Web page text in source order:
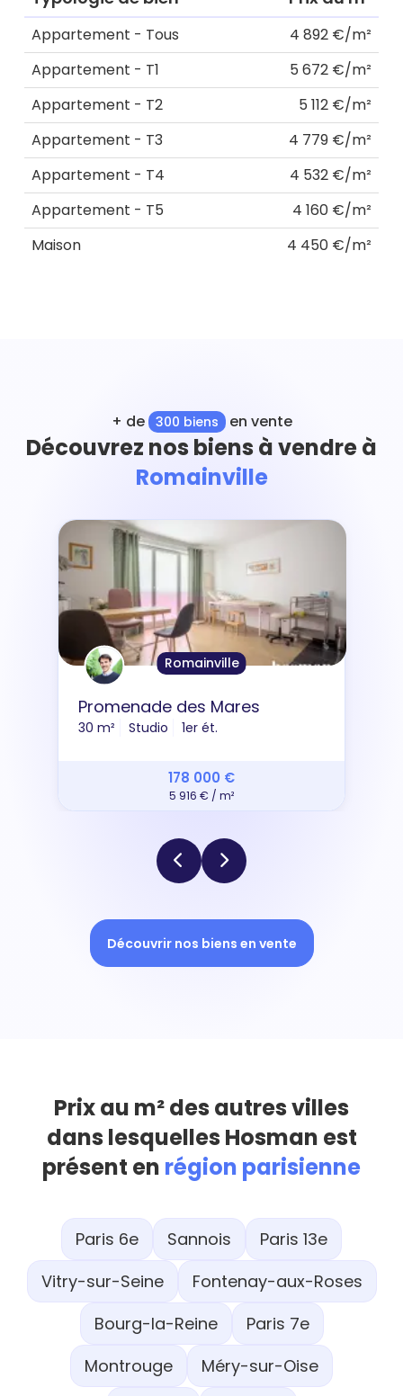
Appartement - Tous
4 892 €/m²
Appartement - T1
5 672 €/m²
Appartement - T2
5 112 €/m²
Appartement - T3
4 779 €/m²
Appartement - T4
4 532 €/m²
Appartement - T5
4 160 €/m²
Maison
4 450 €/m²
+ de 300 biens en vente
Découvrez nos biens à vendre à
Romainville
Romainville
Promenade des Mares
30 m² Studio 1er ét.
178 000 €
5 916 € / m²
Découvrir nos biens en vente
Prix au m² des autres villes
dans lesquelles Hosman est
présent en région parisienne
Paris 6e Sannois
Paris 13e
Vitry-sur-Seine
Fontenay-aux-Roses
Bourg-la-Reine
Paris 7e
Montrouge
Méry-sur-Oise